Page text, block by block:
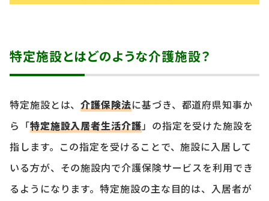
特定施設とはどのような介護施設？
特定施設とは、介護保険法に基づき、都道府県知事か
ら「特定施設入居者生活介護」の指定を受けた施設を
指します。この指定を受けることで、施設に入居して
いる方が、その施設内で介護保険サービスを利用でき
るようになります。特定施設の主な目的は、入居者が